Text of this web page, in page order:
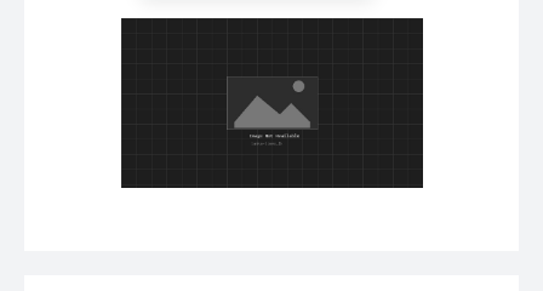
08/08/2026
அஜித் பட தயாரிப்பாளர் உடன் இணைந்த
டிராகன் புகழ் பிரதீப்.. சம்பவம்...
08/08/2026